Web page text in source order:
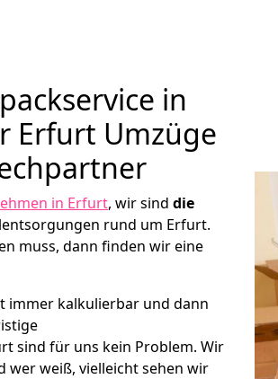
in
Erfurt Umzüge
in Erfurt, wir sind die
rund um Erfurt.
muss, dann finden wir eine
immer kalkulierbar und dann
sind für uns kein Problem. Wir
wer weiß, vielleicht sehen wir